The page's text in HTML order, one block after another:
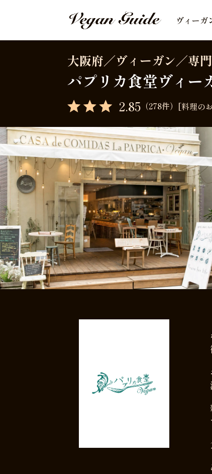
ヴィーガ
大阪府／ヴィーガン／専
パプリカ食堂ヴィー
2.85（278件） [料理の